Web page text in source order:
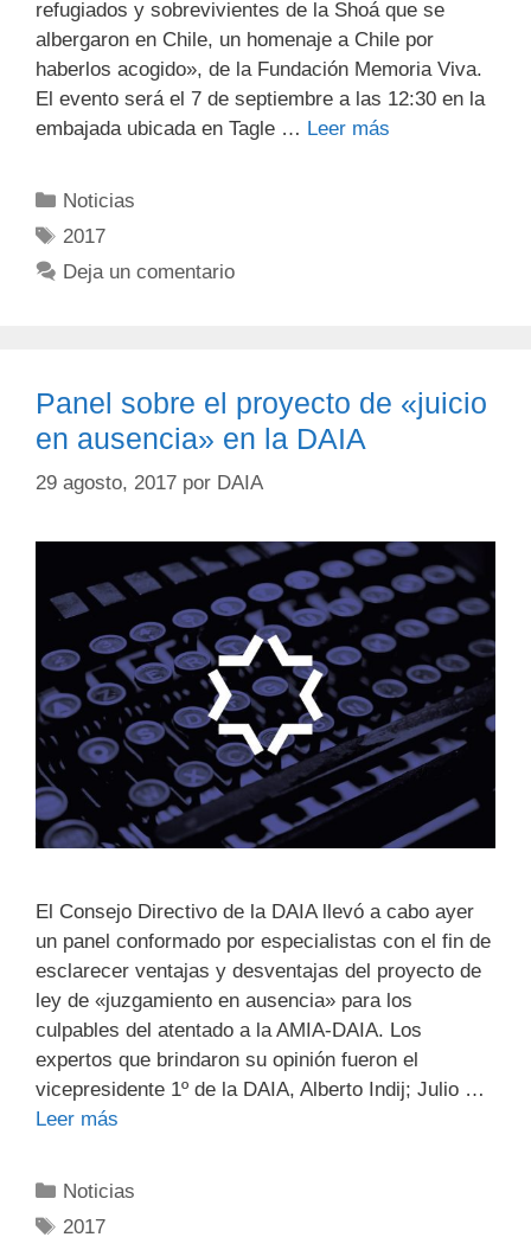
refugiados y sobrevivientes de la Shoá que se
albergaron en Chile, un homenaje a Chile por
haberlos acogido», de la Fundación Memoria Viva.
El evento será el 7 de septiembre a las 12:30 en la
embajada ubicada en Tagle … Leer más
Noticias
2017
Deja un comentario
Panel sobre el proyecto de «juicio
en ausencia» en la DAIA
29 agosto, 2017 por DAIA
El Consejo Directivo de la DAIA llevó a cabo ayer
un panel conformado por especialistas con el fin de
esclarecer ventajas y desventajas del proyecto de
ley de «juzgamiento en ausencia» para los
culpables del atentado a la AMIA-DAIA. Los
expertos que brindaron su opinión fueron el
vicepresidente 1º de la DAIA, Alberto Indij; Julio …
Leer más
Noticias
2017